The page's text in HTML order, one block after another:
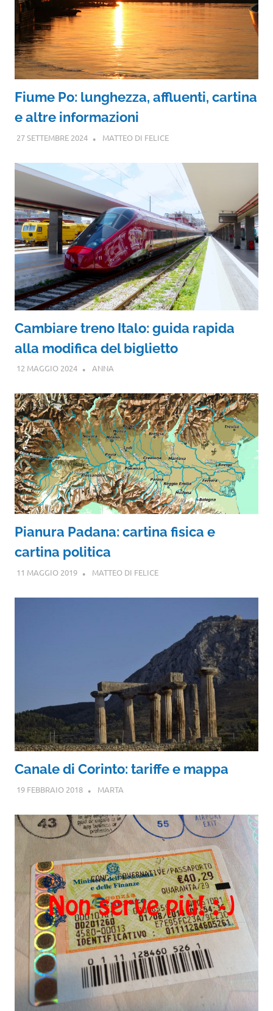
Fiume Po: lunghezza, affluenti, cartina
e altre informazioni
27 SETTEMBRE 2024 MATTEO DI FELICE
Cambiare treno Italo: guida rapida
alla modifica del biglietto
12 MAGGIO 2024 ANNA
Pianura Padana: cartina fisica e
cartina politica
11 MAGGIO 2019 MATTEO DI FELICE
Canale di Corinto: tariffe e mappa
19 FEBBRAIO 2018 MARTA